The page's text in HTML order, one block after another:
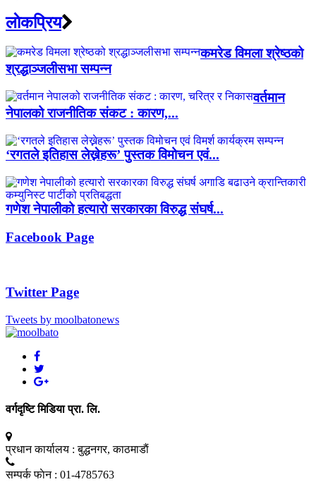
लाेकप्रिय
कमरेड विमला श्रेष्ठको
श्रद्धाञ्जलीसभा सम्पन्न
वर्तमान
नेपालको राजनीतिक संकट : कारण,...
‘रगतले इतिहास लेख्नेहरू’ पुस्तक विमोचन एवं...
गणेश नेपालीको हत्यारो सरकारका विरुद्ध संघर्ष...
Facebook Page
Twitter Page
Tweets by moolbatonews
वर्गदृष्टि मिडिया प्रा. लि.
प्रधान कार्यालय : बुद्धनगर, काठमाडाैं
सम्पर्क फाेन : 01-4785763